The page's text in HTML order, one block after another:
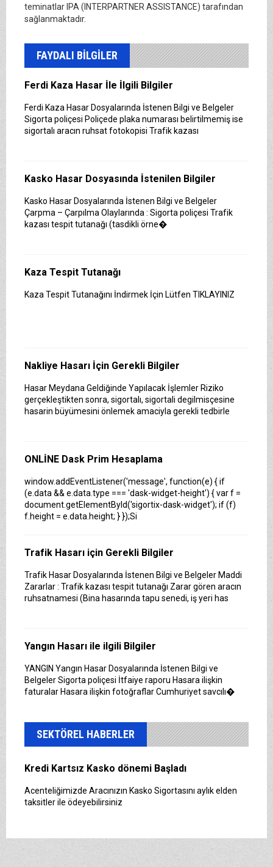
teminatlar IPA (INTERPARTNER ASSISTANCE) tarafından
sağlanmaktadır.
FAYDALI BİLGİLER
Ferdi Kaza Hasar İle İlgili Bilgiler
Ferdi Kaza Hasar Dosyalarında İstenen Bilgi ve Belgeler
Sigorta poliçesi Poliçede plaka numarası belirtilmemiş ise
sigortalı aracın ruhsat fotokopisi Trafik kazası
Kasko Hasar Dosyasında İstenilen Bilgiler
Kasko Hasar Dosyalarında İstenen Bilgi ve Belgeler
Çarpma – Çarpılma Olaylarında : Sigorta poliçesi Trafik
kazası tespit tutanağı (tasdikli örne�
Kaza Tespit Tutanağı
Kaza Tespit Tutanağını İndirmek İçin Lütfen TIKLAYINIZ
Nakliye Hasarı İçin Gerekli Bilgiler
Hasar Meydana Geldiğinde Yapılacak İşlemler Riziko
gerçekleştikten sonra, sigortalı, sigortali degilmisçesine
hasarin büyümesini önlemek amaciyla gerekli tedbirle
ONLİNE Dask Prim Hesaplama
window.addEventListener('message', function(e) { if
(e.data && e.data.type === 'dask-widget-height') { var f =
document.getElementById('sigortix-dask-widget'); if (f)
f.height = e.data.height; } });Si
Trafik Hasarı için Gerekli Bilgiler
Trafik Hasar Dosyalarında İstenen Bilgi ve Belgeler Maddi
Zararlar : Trafik kazası tespit tutanağı Zarar gören aracın
ruhsatnamesi (Bina hasarında tapu senedi, iş yeri has
Yangın Hasarı ile ilgili Bilgiler
YANGIN Yangın Hasar Dosyalarında İstenen Bilgi ve
Belgeler Sigorta poliçesi İtfaiye raporu Hasara ilişkin
faturalar Hasara ilişkin fotoğraflar Cumhuriyet savcılı�
SEKTÖREL HABERLER
Sigortix.com - Sigorta Acentelerinin Gücü
www.sigortix.com Web Sitesi 01.10.2014 tarihi itibarı ile
yayına başlamıştır. Müşterileri Sigorta Acentelerini neden
tercih etmeleri gerektiği konusunda bilgilendiren ve
Sağlık Sigortanıza Kredi kartı kartsız Ödeme
Acentelğimizde sağlık sigortınızı elden taksitlerle
ödeyebilirsiniz
Kredi Kartsız Kasko dönemi Başladı
Acenteliğimizde Aracınızın Kasko Sigortasını aylık elden
taksitler ile ödeyebilirsiniz
Sompo Sigorta; aylık 30 TL’den başlayan fiyatlarla